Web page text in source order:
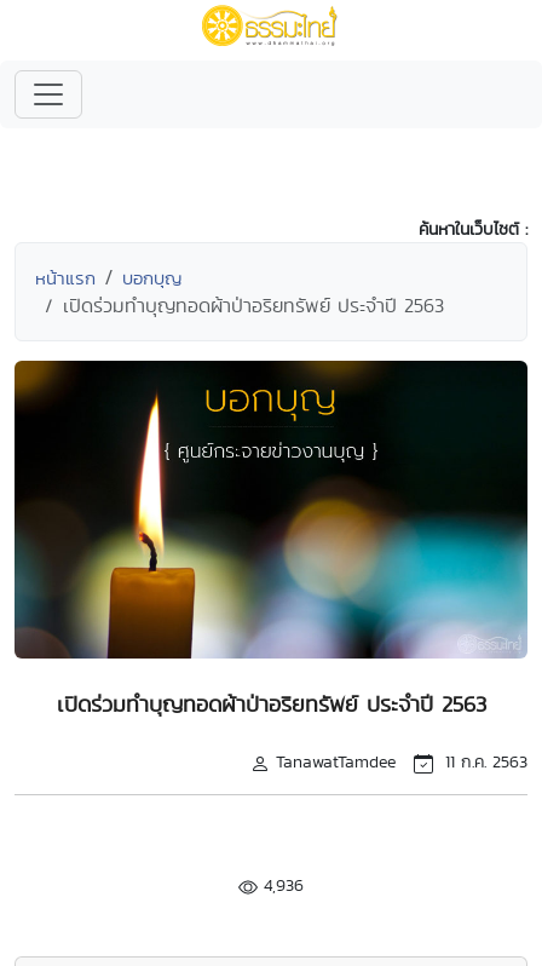
ค้นหาในเว็บไซต์ :
หน้าแรก บอกบุญ
เปิดร่วมทำบุญทอดผ้าป่าอริยทรัพย์ ประจำปี 2563
เปิดร่วมทำบุญทอดผ้าป่าอริยทรัพย์ ประจำปี 2563
TanawatTamdee 11 ก.ค. 2563
4,936